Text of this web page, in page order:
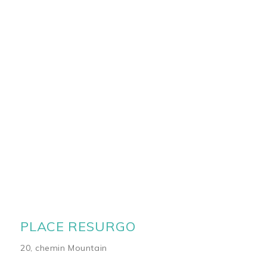
PLACE RESURGO
20, chemin Mountain